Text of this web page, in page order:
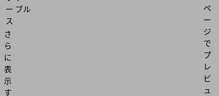
ー
ス
ブル
さ
ら
に
表
示
す
ペ
ー
ジ
で
プ
レ
ビ
ュ